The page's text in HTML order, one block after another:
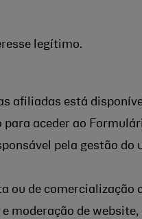
legítimo.
afiliadas está
aceder ao
pela gestão do
ou de comercialização
moderação de